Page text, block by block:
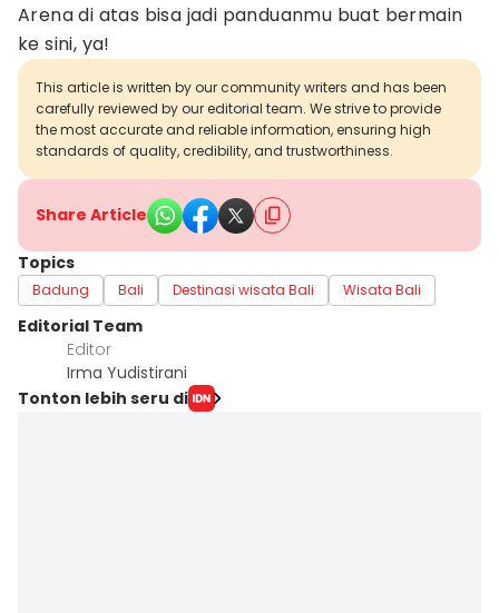
Arena di atas bisa jadi panduanmu buat bermain
ke sini, ya!
This article is written by our community writers and has been
carefully reviewed by our editorial team. We strive to provide
the most accurate and reliable information, ensuring high
standards of quality, credibility, and trustworthiness.
Share Article
Topics
Badung Bali Destinasi wisata Bali Wisata Bali
Editorial Team
Editor
Irma Yudistirani
Tonton lebih seru di